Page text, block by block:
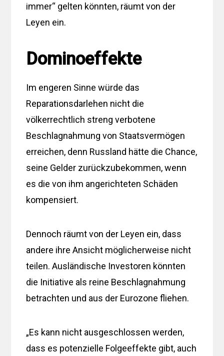
immer“ gelten könnten, räumt von der
Leyen ein.
Dominoeffekte
Im engeren Sinne würde das
Reparationsdarlehen nicht die
völkerrechtlich streng verbotene
Beschlagnahmung von Staatsvermögen
erreichen, denn Russland hätte die Chance,
seine Gelder zurückzubekommen, wenn
es die von ihm angerichteten Schäden
kompensiert.
Dennoch räumt von der Leyen ein, dass
andere ihre Ansicht möglicherweise nicht
teilen. Ausländische Investoren könnten
die Initiative als reine Beschlagnahmung
betrachten und aus der Eurozone fliehen.
„Es kann nicht ausgeschlossen werden,
dass es potenzielle Folgeeffekte gibt, auch